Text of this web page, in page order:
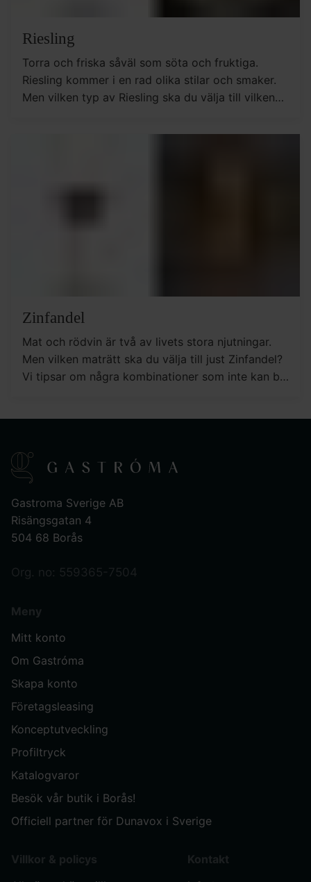
Riesling
Torra och friska såväl som söta och fruktiga.
Riesling kommer i en rad olika stilar och smaker.
Men vilken typ av Riesling ska du välja till vilken
Zinfandel
Mat och rödvin är två av livets stora njutningar.
Men vilken maträtt ska du välja till just Zinfandel?
Vi tipsar om några kombinationer som inte kan bli
Gastroma Sverige AB
Risängsgatan 4
504 68 Borås
Org. no: 559365-7504
Meny
Mitt konto
Om Gastróma
Skapa konto
Företagsleasing
Konceptutveckling
Profiltryck
Katalogvaror
Besök vår butik i Borås!
Officiell partner för Dunavox i Sverige
Villkor & policys
Kontakt